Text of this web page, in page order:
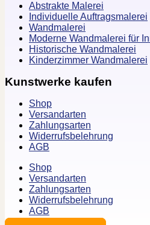
Abstrakte Malerei
Individuelle Auftragsmalerei
Wandmalerei
Moderne Wandmalerei für
Historische Wandmalerei
Kinderzimmer Wandmalerei
Kunstwerke kaufen
Shop
Versandarten
Zahlungsarten
Widerrufsbelehrung
AGB
Shop
Versandarten
Zahlungsarten
Widerrufsbelehrung
AGB